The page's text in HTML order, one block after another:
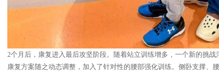
2个月后，康复进入最后攻坚阶段。随着站立训练增多，一个新的挑
康复方案随之动态调整，加入了针对性的腰部强化训练。侧卧支撑